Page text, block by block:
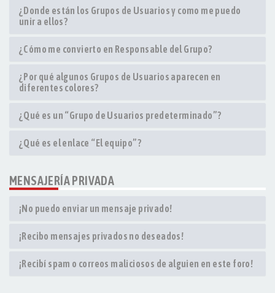
¿Donde están los Grupos de Usuarios y como me puedo
unir a ellos?
¿Cómo me convierto en Responsable del Grupo?
¿Por qué algunos Grupos de Usuarios aparecen en
diferentes colores?
¿Qué es un “Grupo de Usuarios predeterminado”?
¿Qué es el enlace “El equipo”?
MENSAJERÍA PRIVADA
¡No puedo enviar un mensaje privado!
¡Recibo mensajes privados no deseados!
¡Recibí spam o correos maliciosos de alguien en este foro!